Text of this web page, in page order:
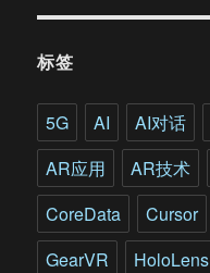
标签
5G AI AI对话
AR应用
AR技术
CoreData
Cursor
GearVR
HoloLens